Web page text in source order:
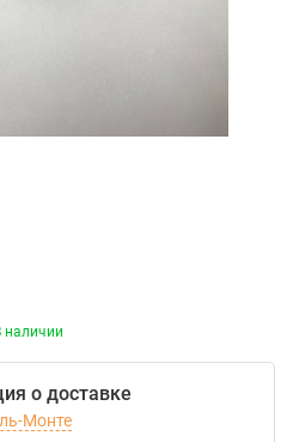
наличии
о доставке
Монте